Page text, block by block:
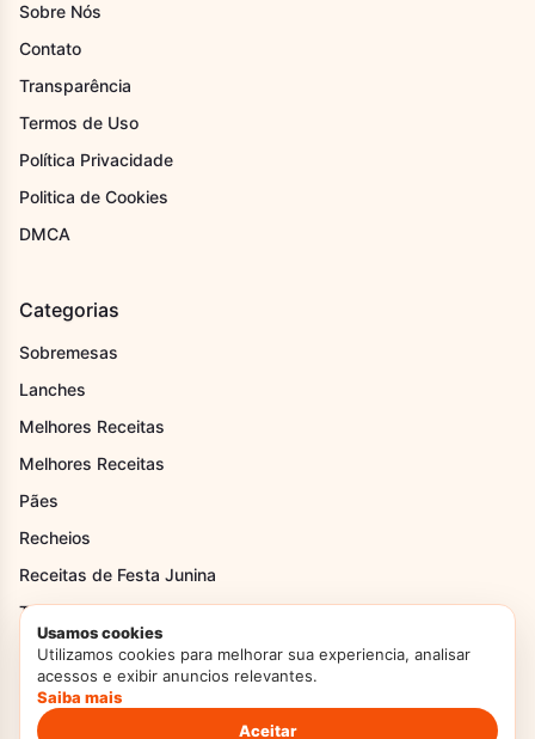
Sobre Nós
Contato
Transparência
Termos de Uso
Política Privacidade
Politica de Cookies
DMCA
Categorias
Sobremesas
Lanches
Melhores Receitas
Melhores Receitas
Pães
Recheios
Receitas de Festa Junina
Tortas
Institucional
Home
Usamos cookies
Utilizamos cookies para melhorar sua experiencia, analisar
acessos e exibir anuncios relevantes.
Saiba mais
Aceitar